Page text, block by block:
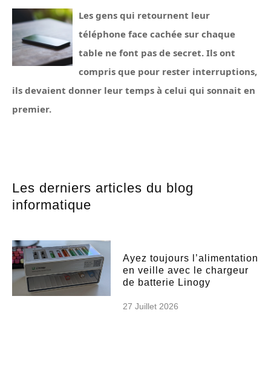
Les gens qui retournent leur
téléphone face cachée sur chaque
table ne font pas de secret. Ils ont
compris que pour rester interruptions,
ils devaient donner leur temps à celui qui sonnait en
premier.
Les derniers articles du blog
informatique
Ayez toujours l’alimentation
en veille avec le chargeur
de batterie Linogy
27 Juillet 2026